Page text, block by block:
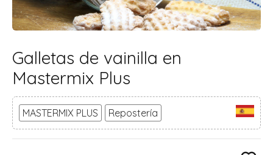
Galletas de vainilla en
Mastermix Plus
MASTERMIX PLUS Repostería